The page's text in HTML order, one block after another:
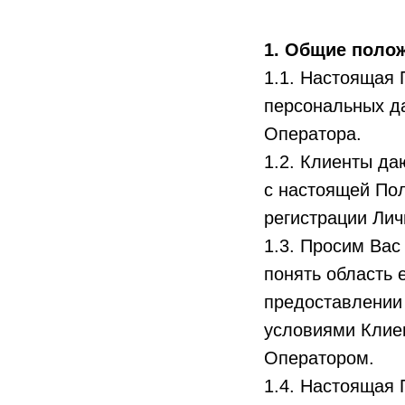
1. Общие
1.1. Настоящая
персональных
Оператора.
1.2. Клиенты
с настоящей
регистрации
1.3. Просим Вас
понять
условиями
Оператором.
1.4. Настоящая